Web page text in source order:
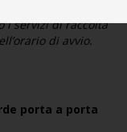
caldo,
i servizi di raccolta
di avvio.
porta a porta